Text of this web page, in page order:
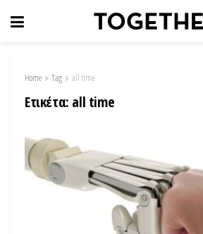
Home Tag all time
Ετικέτα: all time